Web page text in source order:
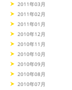
2011年03月
2011年02月
2011年01月
2010年12月
2010年11月
2010年10月
2010年09月
2010年08月
2010年07月